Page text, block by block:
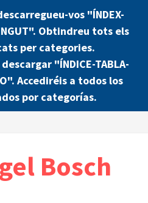
vos "ÍNDEX-
Obtindreu tots els
per categories.
descargar "ÍNDICE-TABLA-
Accediréis a todos los
por categorías.
Bosch